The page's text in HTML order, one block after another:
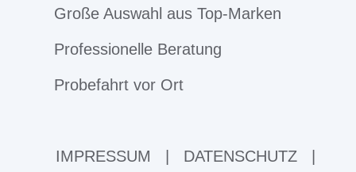
Große Auswahl aus Top-Marken
Professionelle Beratung
Probefahrt vor Ort
IMPRESSUM DATENSCHUTZ